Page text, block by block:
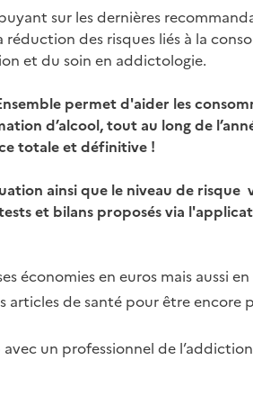
sur les dernières
des risques liés à la
et du soin en addictologie.
permet d'aider les
d’alcool, tout au long de
totale et définitive !
ainsi que le niveau de risque
et bilans proposés via
économies en euros mais aussi en
articles de santé pour être encore
un professionnel de